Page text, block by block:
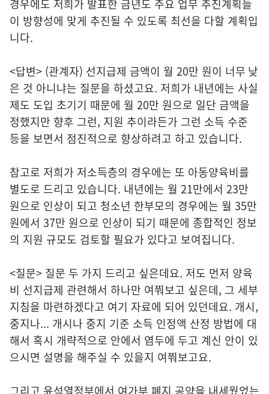
경우에도 저희가 발표한 금년도 주요 업무 추진계획들
이 방향성에 맞게 추진될 수 있도록 최선을 다할 계획입
니다.
<답변> (관계자) 선지급제 금액이 월 20만 원이 너무 낮
은 것 아니냐는 질문을 하셨고요. 저희가 내년에는 사실
제도 도입 초기기 때문에 월 20만 원으로 일단 금액을
정했지만 향후 그런, 지원 추이라든가 그런 소득 수준
등을 보면서 점진적으로 향상하려고 하고 있습니다.
참고로 저희가 저소득층의 경우에는 또 아동양육비를
별도로 드리고 있습니다. 내년에는 월 21만에서 23만
원으로 인상이 되고 청소년 한부모의 경우에는 월 35만
원에서 37만 원으로 인상이 되기 때문에 종합적인 정보
의 지원 규모도 검토할 필요가 있다고 보여집니다.
<질문> 질문 두 가지 드리고 싶은데요. 저도 먼저 양육
비 선지급제 관련해서 하나만 여쭤보고 싶은데, 그 세부
지침을 마련하겠다고 여기 자료에 되어 있던데요. 개시,
중지나... 개시나 중지 기준 소득 인정액 산정 방법에 대
해서 혹시 개략적으로 안에서 염두에 두고 계신 안이 있
으시면 설명을 해주실 수 있을지 여쭤보고요.
그리고 윤석열정부에서 여가부 폐지 공약을 내세웠었는